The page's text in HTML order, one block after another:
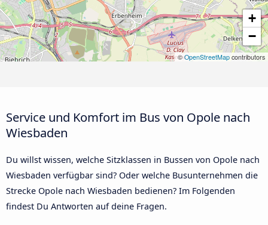
+
−
©OpenStreetMap contributors
Service und Komfort im Bus von Opole nach
Wiesbaden
Du willst wissen, welche Sitzklassen in Bussen von Opole nach
Wiesbaden verfügbar sind? Oder welche Busunternehmen die
Strecke Opole nach Wiesbaden bedienen? Im Folgenden
findest Du Antworten auf deine Fragen.